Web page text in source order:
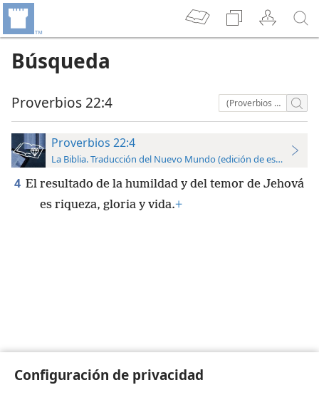
Configuración de privacidad
Búsqueda
Proverbios 22:4 (Proverbios 22:4)
Proverbios 22:4
La Biblia. Traducción del Nuevo Mundo (edición de estudio)
4 El resultado de la humildad y del temor de Jehová
es riqueza, gloria y vida.+